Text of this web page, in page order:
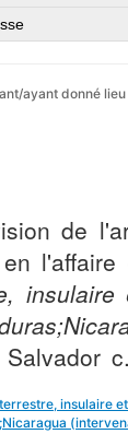
de
l'affaire
insulaire
insulaire
ayant donné lieu